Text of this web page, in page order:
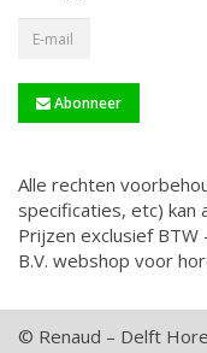
Abonneer
Alle rechten
specificaties, etc) kan
Prijzen exclusief
B.V. webshop voor
© Renaud – Delft